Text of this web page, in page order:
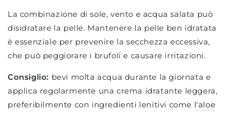
La combinazione di sole, vento e acqua salata può
disidratare la pelle. Mantenere la pelle ben idratata
è essenziale per prevenire la secchezza eccessiva,
che può peggiorare i brufoli e causare irritazioni.
Consiglio: bevi molta acqua durante la giornata e
applica regolarmente una crema idratante leggera,
preferibilmente con ingredienti lenitivi come l'aloe